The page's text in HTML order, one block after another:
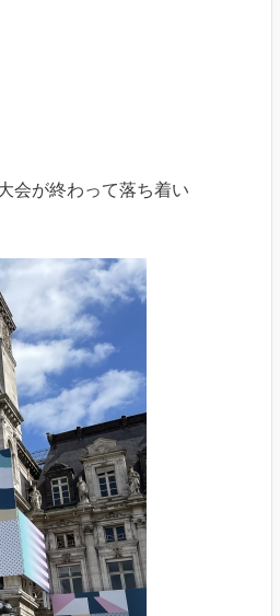
会が終わって落ち着い